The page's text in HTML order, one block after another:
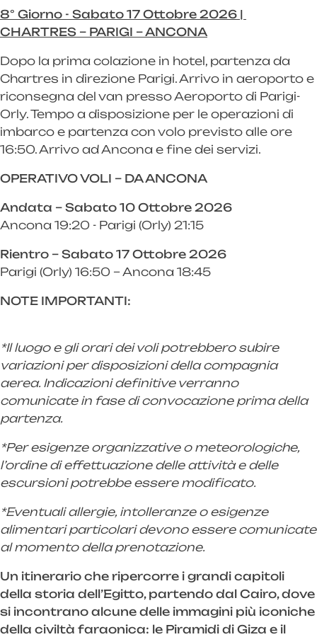
8° Giorno - Sabato 17 Ottobre 2026 |
CHARTRES – PARIGI – ANCONA
Dopo la prima colazione in hotel, partenza da
Chartres in direzione Parigi. Arrivo in aeroporto e
riconsegna del van presso Aeroporto di Parigi-
Orly. Tempo a disposizione per le operazioni di
imbarco e partenza con volo previsto alle ore
16:50. Arrivo ad Ancona e fine dei servizi.
OPERATIVO VOLI – DA ANCONA
Andata – Sabato 10 Ottobre 2026
Ancona 19:20 - Parigi (Orly) 21:15
Rientro – Sabato 17 Ottobre 2026
Parigi (Orly) 16:50 – Ancona 18:45
NOTE IMPORTANTI:
*Il luogo e gli orari dei voli potrebbero subire
variazioni per disposizioni della compagnia
aerea. Indicazioni definitive verranno
comunicate in fase di convocazione prima della
partenza.
*Per esigenze organizzative o meteorologiche,
l’ordine di effettuazione delle attività e delle
escursioni potrebbe essere modificato.
*Eventuali allergie, intolleranze o esigenze
alimentari particolari devono essere comunicate
al momento della prenotazione.
Un itinerario che ripercorre i grandi capitoli
della storia dell’Egitto, partendo dal Cairo, dove
si incontrano alcune delle immagini più iconiche
della civiltà faraonica: le Piramidi di Giza e il